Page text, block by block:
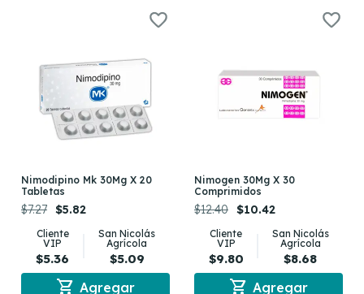
Nimodipino Mk 30Mg X 20
Tabletas
$7.27 $5.82
Cliente
VIP
$5.36
San Nicolás
Agrícola
$5.09
shopping_cart Agregar
Nimogen 30Mg X 30
Comprimidos
$12.40 $10.42
Cliente
VIP
$9.80
San Nicolás
Agrícola
$8.68
shopping_cart Agregar